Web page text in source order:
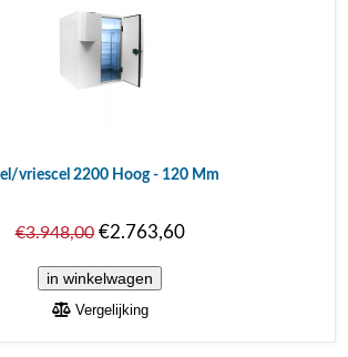
vriescel 2200 Hoog - 120 Mm
€3.948,00€2.763,60
Vergelijking